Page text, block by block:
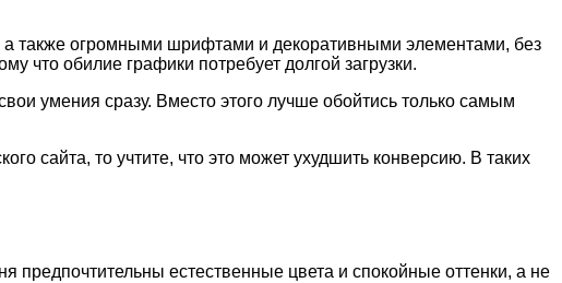
также огромными шрифтами и декоративными элементами, без
что обилие графики потребует долгой загрузки.
умения сразу. Вместо этого лучше обойтись только самым
сайта, то учтите, что это может ухудшить конверсию. В таких
предпочтительны естественные цвета и спокойные оттенки, а не